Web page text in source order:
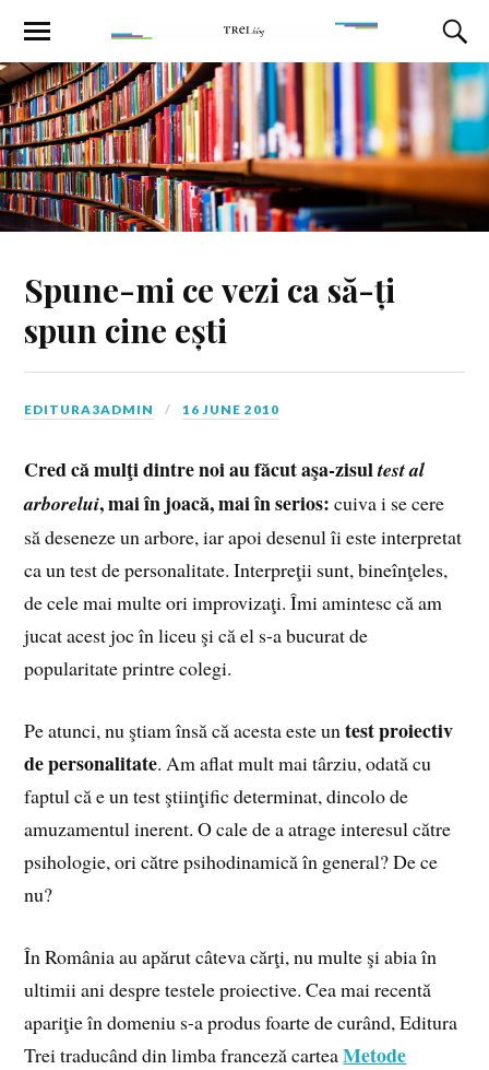
Spune-mi ce vezi ca să-ți
spun cine ești
EDITURA3ADMIN 16 JUNE 2010
Cred că mulţi dintre noi au făcut aşa-zisultest al
arborelui, mai în joacă, mai în serios:cuiva i se cere
să deseneze un arbore, iar apoi desenul îi este interpretat
ca un test de personalitate. Interpreţii sunt, bineînţeles,
de cele mai multe ori improvizaţi. Îmi amintesc că am
jucat acest joc în liceu şi că el s-a bucurat de
popularitate printre colegi.
Pe atunci, nu ştiam însă că acesta este untest proiectiv
de personalitate. Am aflat mult mai târziu, odată cu
faptul că e un test ştiinţific determinat, dincolo de
amuzamentul inerent. O cale de a atrage interesul către
psihologie, ori către psihodinamică în general? De ce
nu?
În România au apărut câteva cărţi, nu multe şi abia în
ultimii ani despre testele proiective. Cea mai recentă
apariţie în domeniu s-a produs foarte de curând, Editura
Trei traducând din limba franceză carteaMetode